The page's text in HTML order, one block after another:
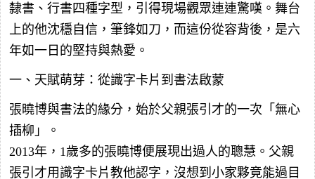
隸書、行書四種字型，引得現場觀眾連連驚嘆。舞台
上的他沈穩自信，筆鋒如刀，而這份從容背後，是六
年如一日的堅持與熱愛。
一、天賦萌芽：從識字卡片到書法啟蒙
張曉博與書法的緣分，始於父親張引才的一次「無心
插柳」。
2013年，1歲多的張曉博便展現出過人的聰慧。父親
張引才用識字卡片教他認字，沒想到小家夥竟能過目